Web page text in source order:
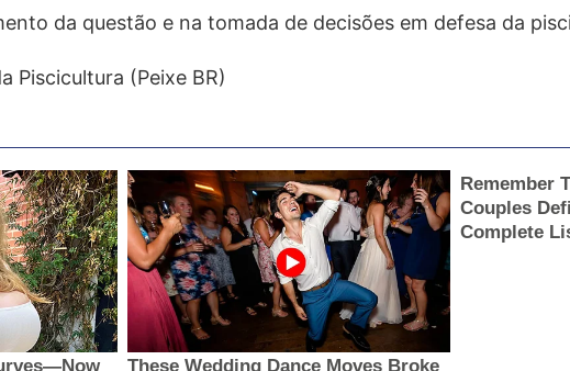
da questão e na tomada de decisões em defesa da
Piscicultura (Peixe BR)